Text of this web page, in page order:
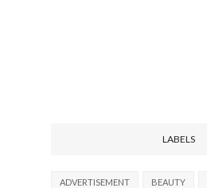
LABELS
ADVERTISEMENT BEAUTY